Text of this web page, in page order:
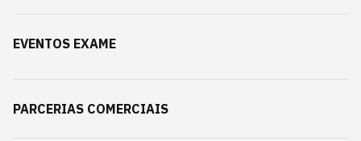
EVENTOS EXAME
PARCERIAS COMERCIAIS